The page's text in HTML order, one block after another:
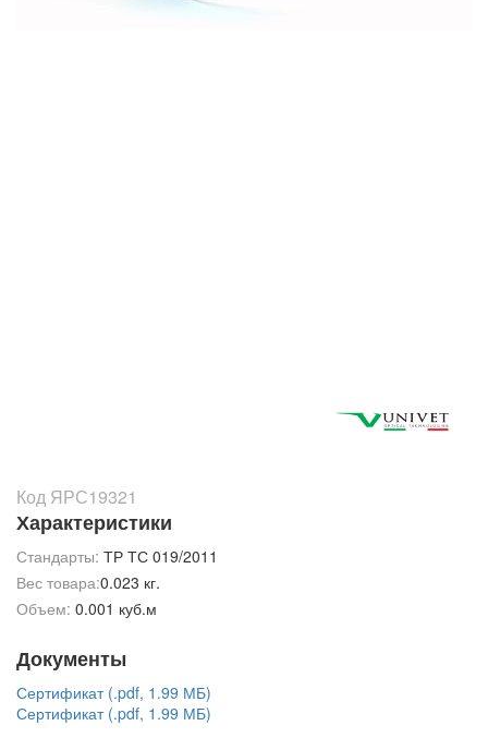
Код ЯРС19321
Характеристики
Стандарты: ТР ТС 019/2011
Вес товара:0.023 кг.
Объем: 0.001 куб.м
Документы
Сертификат (.pdf, 1.99 МБ)
Сертификат (.pdf, 1.99 МБ)